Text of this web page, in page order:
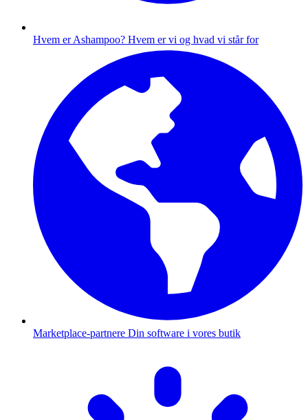
Hvem er Ashampoo? Hvem er vi og hvad vi står for
Marketplace-partnere Din software i vores butik